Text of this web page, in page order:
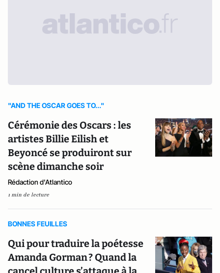
"AND THE OSCAR GOES TO..."
Cérémonie des Oscars : les
artistes Billie Eilish et
Beyoncé se produiront sur
scène dimanche soir
Rédaction d'Atlantico
1 min de lecture
BONNES FEUILLES
Qui pour traduire la poétesse
Amanda Gorman ? Quand la